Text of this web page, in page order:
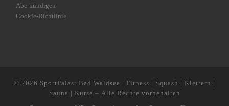
Abo kündigen
Cookie-Richtlinie
© 2026 SportPalast Bad Waldsee | Fitness | Squash | Klettern |
Sauna | Kurse – Alle Rechte vorbehalten